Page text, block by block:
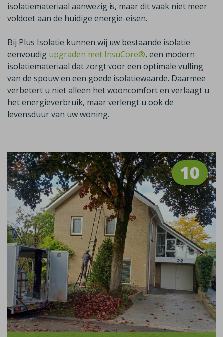
isolatiemateriaal aanwezig is, maar dit vaak niet meer
voldoet aan de huidige energie-eisen.
Bij Plus Isolatie kunnen wij uw bestaande isolatie
eenvoudig upgraden met InsuCore®, een modern
isolatiemateriaal dat zorgt voor een optimale vulling
van de spouw en een goede isolatiewaarde. Daarmee
verbetert u niet alleen het wooncomfort en verlaagt u
het energieverbruik, maar verlengt u ook de
levensduur van uw woning.
10